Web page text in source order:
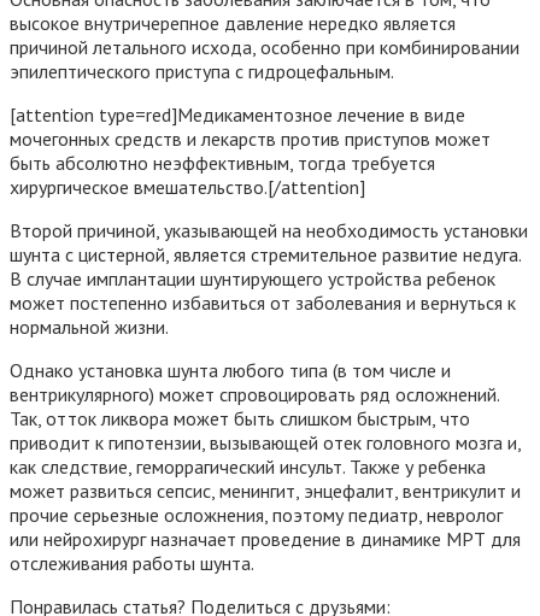
высокое внутричерепное давление нередко является
причиной летального исхода, особенно при комбинировании
эпилептического приступа с гидроцефальным.
[attention type=red]Медикаментозное лечение в виде
мочегонных средств и лекарств против приступов может
быть абсолютно неэффективным, тогда требуется
хирургическое вмешательство.[/attention]
Второй причиной, указывающей на необходимость установки
шунта с цистерной, является стремительное развитие недуга.
В случае имплантации шунтирующего устройства ребенок
может постепенно избавиться от заболевания и вернуться к
нормальной жизни.
Однако установка шунта любого типа (в том числе и
вентрикулярного) может спровоцировать ряд осложнений.
Так, отток ликвора может быть слишком быстрым, что
приводит к гипотензии, вызывающей отек головного мозга и,
как следствие, геморрагический инсульт. Также у ребенка
может развиться сепсис, менингит, энцефалит, вентрикулит и
прочие серьезные осложнения, поэтому педиатр, невролог
или нейрохирург назначает проведение в динамике МРТ для
отслеживания работы шунта.
Понравилась статья? Поделиться с друзьями: